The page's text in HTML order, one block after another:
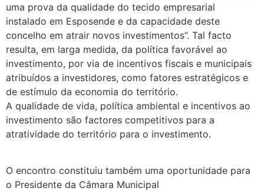
uma prova da qualidade do tecido empresarial
instalado em Esposende e da capacidade deste
concelho em atrair novos investimentos”. Tal facto
resulta, em larga medida, da política favorável ao
investimento, por via de incentivos fiscais e municipais
atribuídos a investidores, como fatores estratégicos e
de estímulo da economia do território.
A qualidade de vida, política ambiental e incentivos ao
investimento são factores competitivos para a
atratividade do território para o investimento.
O encontro constituiu também uma oportunidade para
o Presidente da Câmara Municipal